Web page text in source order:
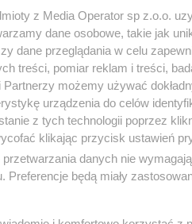
promować polską piłkę
którzy potrafią
inwestują w sport,
ZPRP, Michał
drużynom
Arena Sosnowiec budzi
mistrzostwom–
po raz pierwszy w
z Media Operator sp z.o.o.
dane osobowe, takie jak
dane przeglądania w celu
treści, pomiar reklam i treści,
możemy używać
urządzenia do celów
z tych technologii poprzez
klikając przycisk ustawień
przetwarzania danych nie
będą miały